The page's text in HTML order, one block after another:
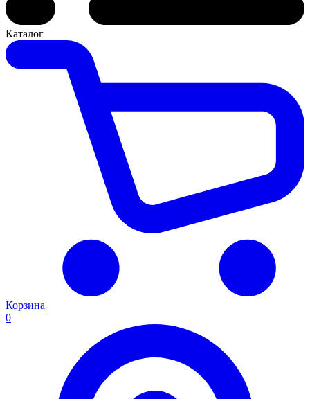
Каталог
Корзина
0